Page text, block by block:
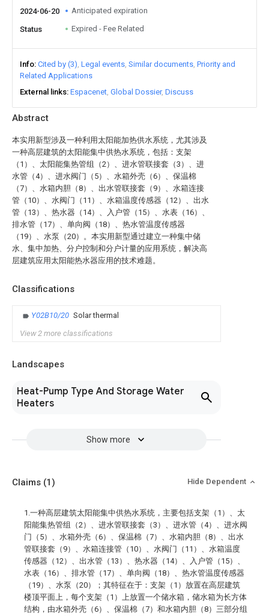
Abstract
本实用新型涉及一种利用太阳能加热供水系统，尤其涉及
一种高层建筑的太阳能集中供热水系统，包括：支架
（1）、太阳能集热管组（2）、进水管联接套（3）、进
水管（4）、进水阀门（5）、水箱外壳（6）、保温棉
（7）、水箱内胆（8）、出水管联接套（9）、水箱连接
管（10）、水阀门（11）、水箱温度传感器（12）、出水
管（13）、热水器（14）、入户管（15）、水表（16）、
排水管（17）、单向阀（18）、热水管温度传感器
（19）、水泵（20）。本实用新型通过建立一种集中储
水、集中加热、分户控制和分户计量的应用系统，解决高
层建筑应用太阳能热水器应用的技术难题。
Classifications
Y02B10/20 Solar thermal
View 2 more classifications
Landscapes
Heat-Pump Type And Storage Water
Heaters
Show more
2024-06-20 Anticipated expiration
Status Expired - Fee Related
Info Cited by (3) Legal events Similar documents Priority and
Related Applications
External links Espacenet Global Dossier Discuss
Claims (1) Hide Dependent
1.一种高层建筑太阳能集中供热水系统，主要包括支架（1）、太
阳能集热管组（2）、进水管联接套（3）、进水管（4）、进水阀
门（5）、水箱外壳（6）、保温棉（7）、水箱内胆（8）、出水
管联接套（9）、水箱连接管（10）、水阀门（11）、水箱温度
传感器（12）、出水管（13）、热水器（14）、入户管（15）、
水表（16）、排水管（17）、单向阀（18）、热水管温度传感器
（19）、水泵（20）；其特征在于：支架（1）放置在高层建筑
楼顶平面上，每个支架（1）上放置一个储水箱，储水箱为长方体
结构，由水箱外壳（6）、保温棉（7）和水箱内胆（8）三部分组